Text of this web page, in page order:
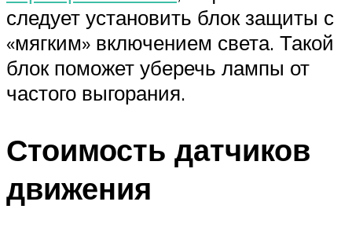
следует установить блок защиты с
«мягким» включением света. Такой
блок поможет уберечь лампы от
частого выгорания.
Стоимость датчиков
движения